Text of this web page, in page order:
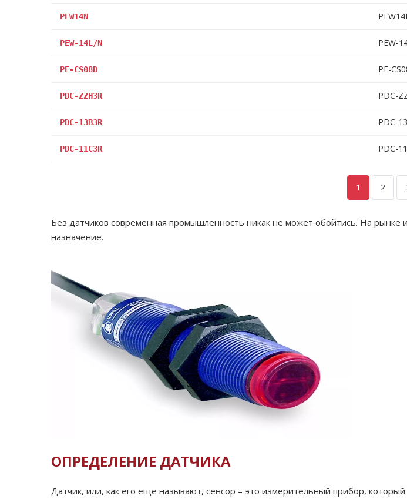
PEW14N
PEW-14L/N PEW-
PE-CS08D PE-
PDC-ZZH3R PDC-
PDC-13B3R PDC-
PDC-11C3R PDC-
1 2
Без датчиков современная промышленность никак не может обойтись. На рынке
назначение.
ОПРЕДЕЛЕНИЕ ДАТЧИКА
Датчик, или, как его еще называют, сенсор – это измерительный прибор,